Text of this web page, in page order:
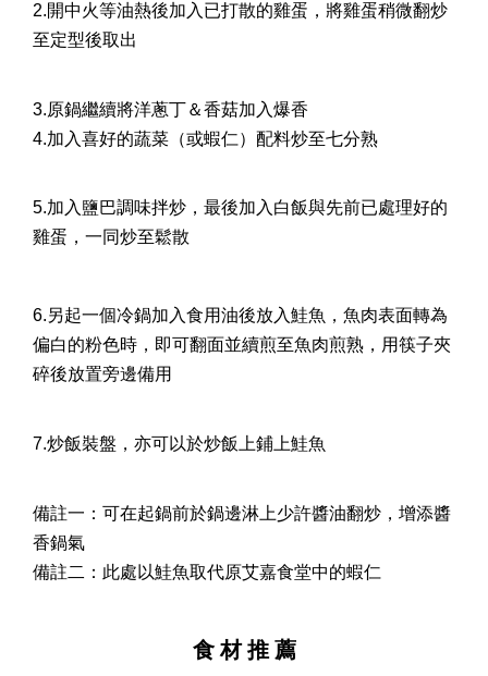
2.開中火等油熱後加入已打散的雞蛋，將雞蛋稍微翻炒
至定型後取出
3.原鍋繼續將洋蔥丁＆香菇加入爆香
4.加入喜好的蔬菜（或蝦仁）配料炒至七分熟
5.加入鹽巴調味拌炒，最後加入白飯與先前已處理好的
雞蛋，一同炒至鬆散
6.另起一個冷鍋加入食用油後放入鮭魚，魚肉表面轉為
偏白的粉色時，即可翻面並續煎至魚肉煎熟，用筷子夾
碎後放置旁邊備用
7.炒飯裝盤，亦可以於炒飯上鋪上鮭魚
備註一：可在起鍋前於鍋邊淋上少許醬油翻炒，增添醬
香鍋氣
備註二：此處以鮭魚取代原艾嘉食堂中的蝦仁
食 材 推 薦